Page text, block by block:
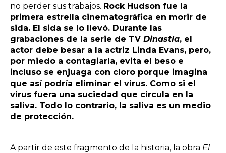
no perder sus trabajos. Rock Hudson fue la
primera estrella cinematográfica en morir de
sida. El sida se lo llevó. Durante las
grabaciones de la serie de TV Dinastía, el
actor debe besar a la actriz Linda Evans, pero,
por miedo a contagiarla, evita el beso e
incluso se enjuaga con cloro porque imagina
que así podría eliminar el virus. Como si el
virus fuera una suciedad que circula en la
saliva. Todo lo contrario, la saliva es un medio
de protección.
A partir de este fragmento de la historia, la obra El